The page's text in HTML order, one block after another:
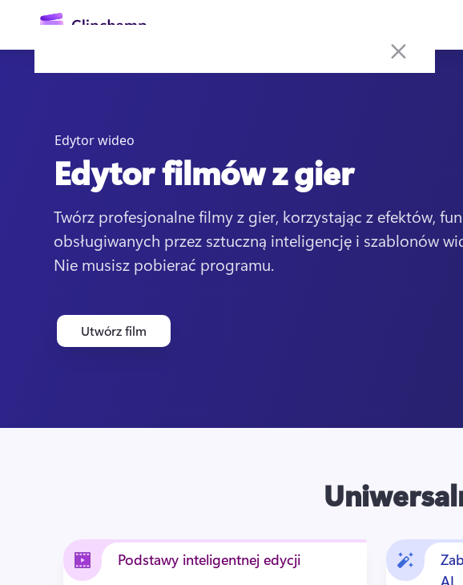
głównej
Zaloguj się
Wypróbuj bezpłatnie
Edytor wideo
Edytor filmów z gier
Twórz profesjonalne filmy z gier, korzystając z efektów,
obsługiwanych przez sztuczną inteligencję i szablonów
Nie musisz pobierać programu.
Utwórz film
Podstawy inteligentnej edycji
AI